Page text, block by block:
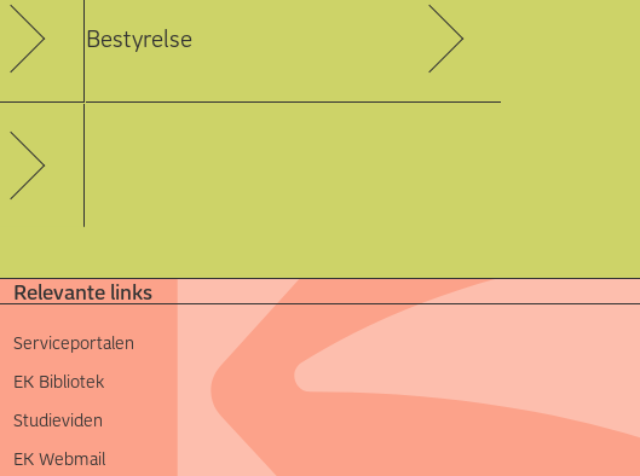
Bestyrelse
Relevante links
Serviceportalen
EK Bibliotek
Studieviden
EK Webmail